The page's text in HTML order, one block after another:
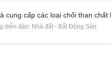
cung cấp các loại chổi than
diễn đàn: Nhà đất - Bất Động Sản